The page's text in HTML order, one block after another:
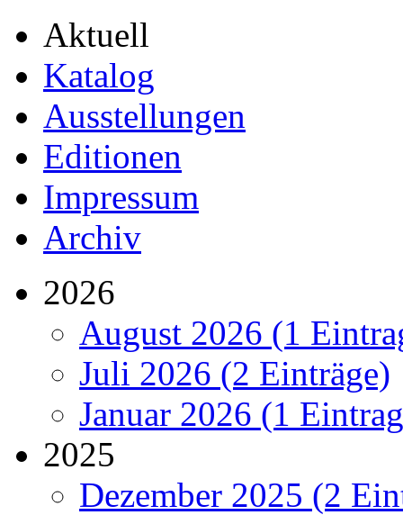
Aktuell
Katalog
Ausstellungen
Editionen
Impressum
Archiv
2026
August 2026 (1
Juli 2026 (2 Einträge)
Januar 2026 (1
2025
Dezember 2025 (2